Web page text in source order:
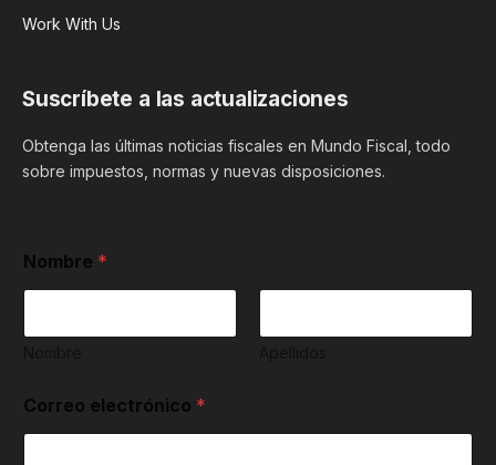
Work With Us
Suscríbete a las actualizaciones
Obtenga las últimas noticias fiscales en Mundo Fiscal, todo
sobre impuestos, normas y nuevas disposiciones.
Nombre *
é
r
Correo electrónico *